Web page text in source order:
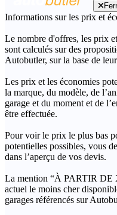
Informations sur les prix et
Le nombre d'offres, les prix
sont calculés sur des
Autobutler, sur la base de
Les prix et les économies
la marque, du modèle, de
garage et du moment et de
être effectuée.
Pour voir le prix le plus bas
potentielles possibles, vous
dans l’aperçu de vos devis.
La mention “À PARTIR DE
actuel le moins cher
garages référencés sur